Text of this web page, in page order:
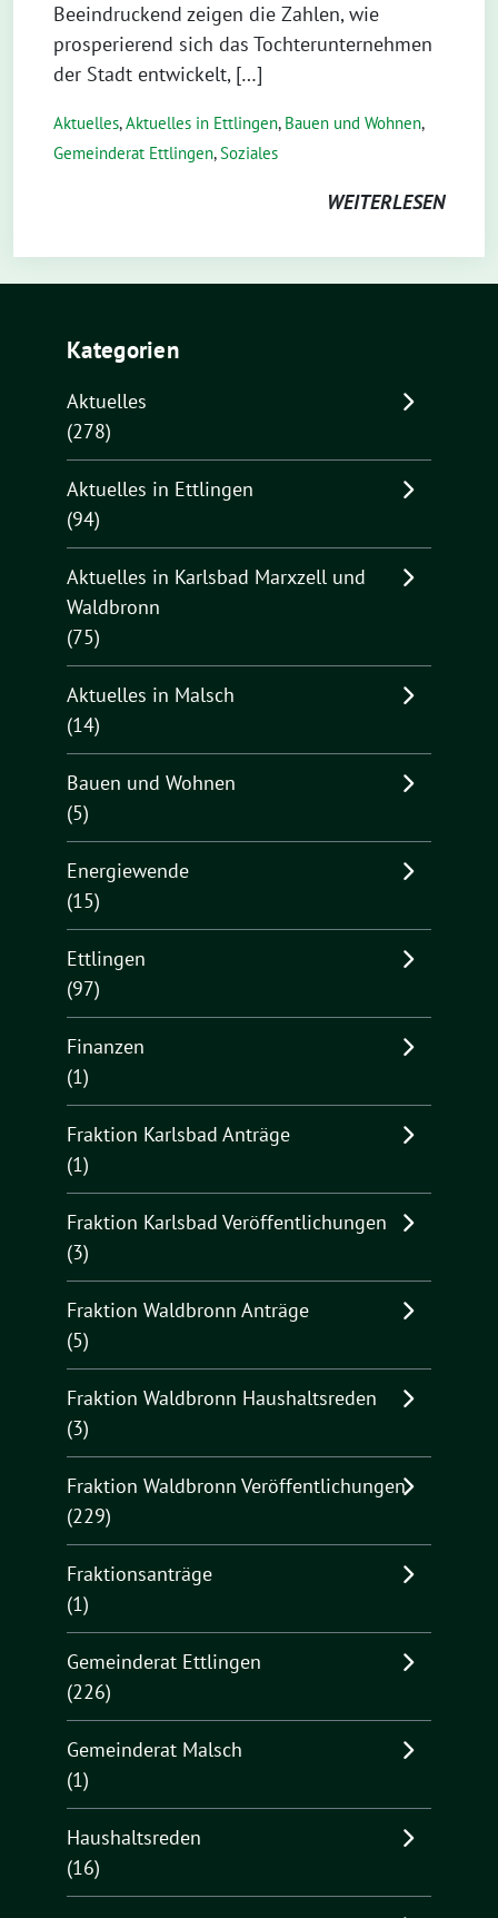
Beeindruckend zeigen die Zahlen, wie
prosperierend sich das Tochterunternehmen
der Stadt entwickelt, […]
Aktuelles,Aktuelles in Ettlingen, Bauen und Wohnen,
Gemeinderat Ettlingen,Soziales
WEITERLESEN
Kategorien
Aktuelles
(278)
Aktuelles in Ettlingen
(94)
Aktuelles in Karlsbad Marxzell und
Waldbronn
(75)
Aktuelles in Malsch
(14)
Bauen und Wohnen
(5)
Energiewende
(15)
Ettlingen
(97)
Finanzen
(1)
Fraktion Karlsbad Anträge
(1)
Fraktion Karlsbad Veröffentlichungen
(3)
Fraktion Waldbronn Anträge
(5)
Fraktion Waldbronn Haushaltsreden
(3)
Fraktion Waldbronn Veröffentlichungen
(229)
Fraktionsanträge
(1)
Gemeinderat Ettlingen
(226)
Gemeinderat Malsch
(1)
Haushaltsreden
(16)